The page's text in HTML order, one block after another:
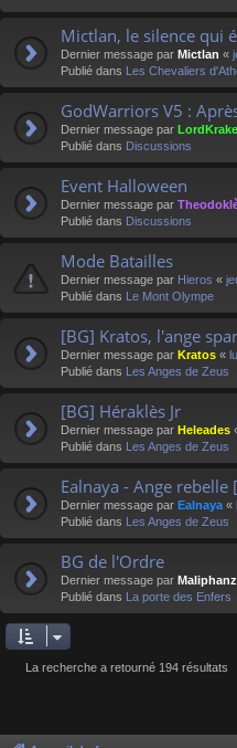
Mictlan, le silence qui
Dernier message par Mictlan «
Publié dans Les Chevaliers
GodWarriors V5 :
Dernier message par
Publié dans Discussions
Event Halloween
Dernier message par
Publié dans Discussions
Mode Batailles
Dernier message par Hieros «
Publié dans Le Mont Olympe
[BG] Kratos, l'ange
Dernier message par Kratos «
Publié dans Les Anges de Zeus
[BG] Héraklès Jr
Dernier message par Heleades
Publié dans Les Anges de Zeus
Ealnaya - Ange rebelle
Dernier message par Ealnaya «
Publié dans Les Anges de Zeus
BG de l'Ordre
Dernier message par
Publié dans La porte des Enfers
La recherche a retourné 194 résultats